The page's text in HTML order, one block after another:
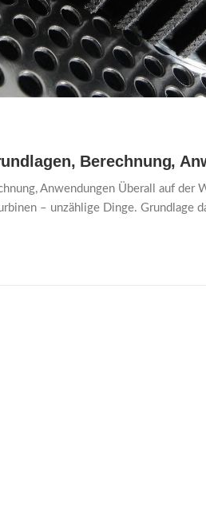
Berechnung,
Anwendungen Überall auf
– unzählige Dinge. Grundlage